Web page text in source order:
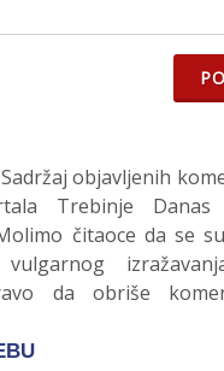
objavljenih
Trebinje
čitaoce da se
da obriše